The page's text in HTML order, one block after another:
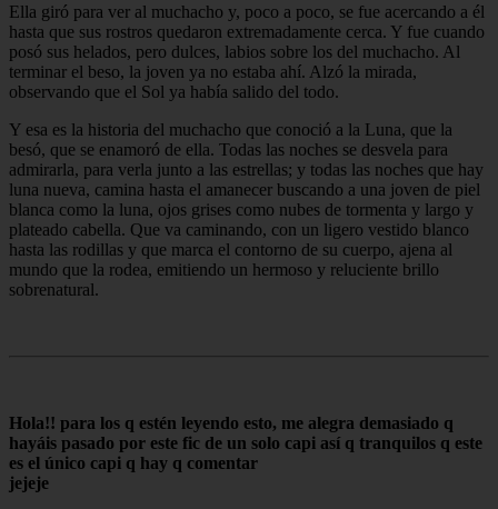
Ella giró para ver al muchacho y, poco a poco, se fue acercando a él
hasta que sus rostros quedaron extremadamente cerca. Y fue cuando
posó sus helados, pero dulces, labios sobre los del muchacho. Al
terminar el beso, la joven ya no estaba ahí. Alzó la mirada,
observando que el Sol ya había salido del todo.
Y esa es la historia del muchacho que conoció a la Luna, que la
besó, que se enamoró de ella. Todas las noches se desvela para
admirarla, para verla junto a las estrellas; y todas las noches que hay
luna nueva, camina hasta el amanecer buscando a una joven de piel
blanca como la luna, ojos grises como nubes de tormenta y largo y
plateado cabella. Que va caminando, con un ligero vestido blanco
hasta las rodillas y que marca el contorno de su cuerpo, ajena al
mundo que la rodea, emitiendo un hermoso y reluciente brillo
sobrenatural.
Hola!! para los q estén leyendo esto, me alegra demasiado q
hayáis pasado por este fic de un solo capi así q tranquilos q este
es el único capi q hay q comentar
jejeje